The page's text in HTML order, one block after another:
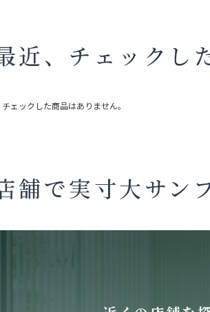
近、チェックし
ェックした商品はありません。
舗で実寸大サン